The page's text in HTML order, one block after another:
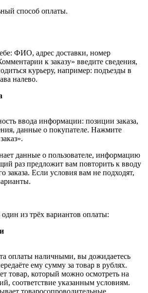
способ оплаты.
ФИО, адрес доставки, номер
к заказу» введите сведения,
курьеру, например: подъезды в
налево.
ввода информации: позиции заказа,
данные о покупателе. Нажмите
данные о пользователе, информацию
раз предложит вам повторить к вводу
заказа. Если условия вам не подходят,
из трёх вариантов оплаты:
оплаты наличными, вы дожидаетесь
ему сумму за товар в рублях.
товар, который можно осмотреть на
соответствие указанным условиям.
товаросопроводительные